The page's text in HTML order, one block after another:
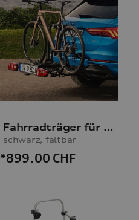
Fahrradträger für die Anhängevorrichtung
schwarz, faltbar
*899.00 CHF